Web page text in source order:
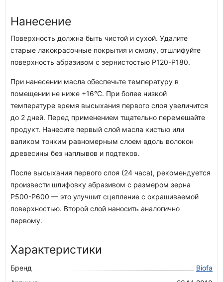
Нанесение
Поверхность должна быть чистой и сухой. Удалите
старые лакокрасочные покрытия и смолу, отшлифуйте
поверхность абразивом с зернистостью P120-P180.
При нанесении масла обеспечьте температуру в
помещении не ниже +16°C. При более низкой
температуре время высыхания первого слоя увеличится
до 2 дней. Перед применением тщательно перемешайте
продукт. Нанесите первый слой масла кистью или
валиком тонким равномерным слоем вдоль волокон
древесины без наплывов и подтеков.
После высыхания первого слоя (24 часа), рекомендуется
произвести шлифовку абразивом с размером зерна
P500-Р600 — это улучшит сцепление с окрашиваемой
поверхностью. Второй слой наносить аналогично
первому.
Характеристики
Бренд
Biofa